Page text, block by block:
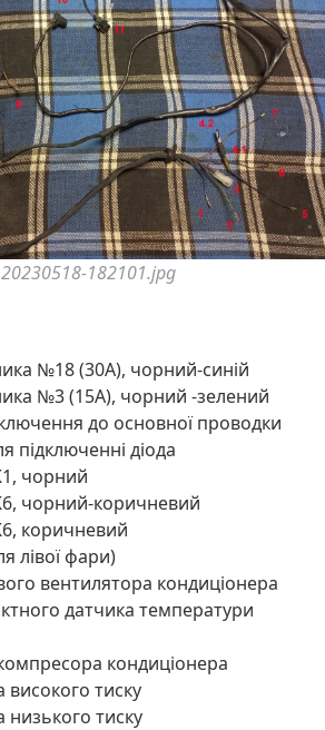
20230518-182101.jpg
№18 (30A), чорний-синій
№3 (15A), чорний -зелений
до основної проводки
підключенні діода
чорний
чорний-коричневий
коричневий
лівої фари)
вентилятора кондиціонера
датчика температури
кондиціонера
високого тиску
низького тиску